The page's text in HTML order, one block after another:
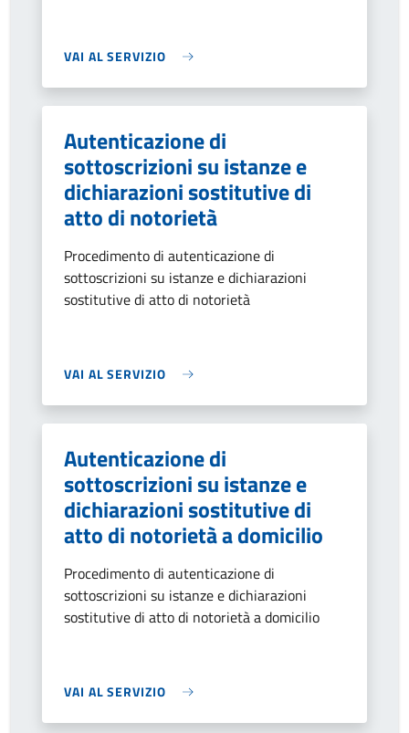
VAI AL SERVIZIO
Autenticazione di
sottoscrizioni su istanze e
dichiarazioni sostitutive di
atto di notorietà
Procedimento di autenticazione di
sottoscrizioni su istanze e dichiarazioni
sostitutive di atto di notorietà
VAI AL SERVIZIO
Autenticazione di
sottoscrizioni su istanze e
dichiarazioni sostitutive di
atto di notorietà a domicilio
Procedimento di autenticazione di
sottoscrizioni su istanze e dichiarazioni
sostitutive di atto di notorietà a domicilio
VAI AL SERVIZIO